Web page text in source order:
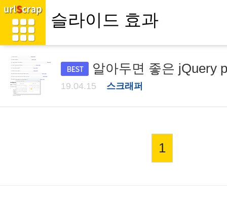
알아두면 좋은 jQuery
19.04.15 스크래퍼
1